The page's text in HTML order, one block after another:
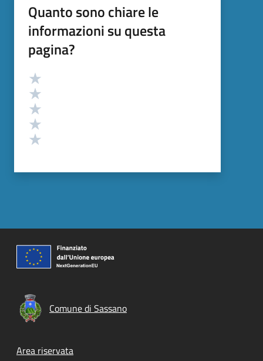
Quanto sono chiare le
informazioni su questa
pagina?
Valutazione
Comune di Sassano
Footer menu
Area riservata